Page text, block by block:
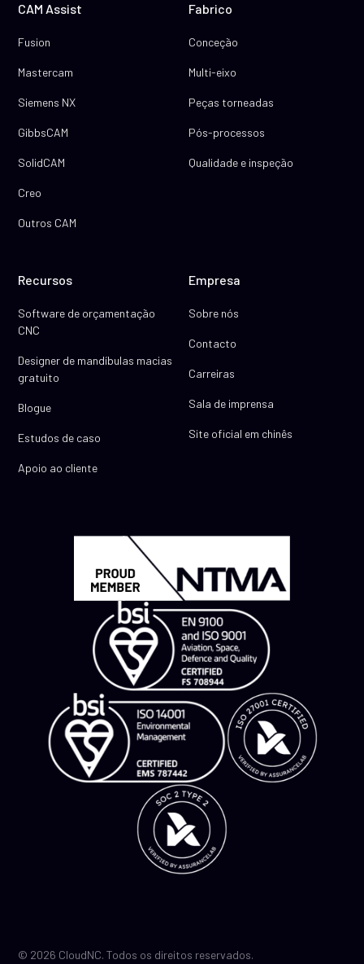
CAM Assist
Fusion
Mastercam
Siemens NX
GibbsCAM
SolidCAM
Creo
Outros CAM
Fabrico
Conceção
Multi-eixo
Peças torneadas
Pós-processos
Qualidade e inspeção
Recursos
Software de orçamentação
CNC
Designer de mandíbulas macias
gratuito
Blogue
Estudos de caso
Apoio ao cliente
Empresa
Sobre nós
Contacto
Carreiras
Sala de imprensa
Site oficial em chinês
© 2026 CloudNC. Todos os direitos reservados.